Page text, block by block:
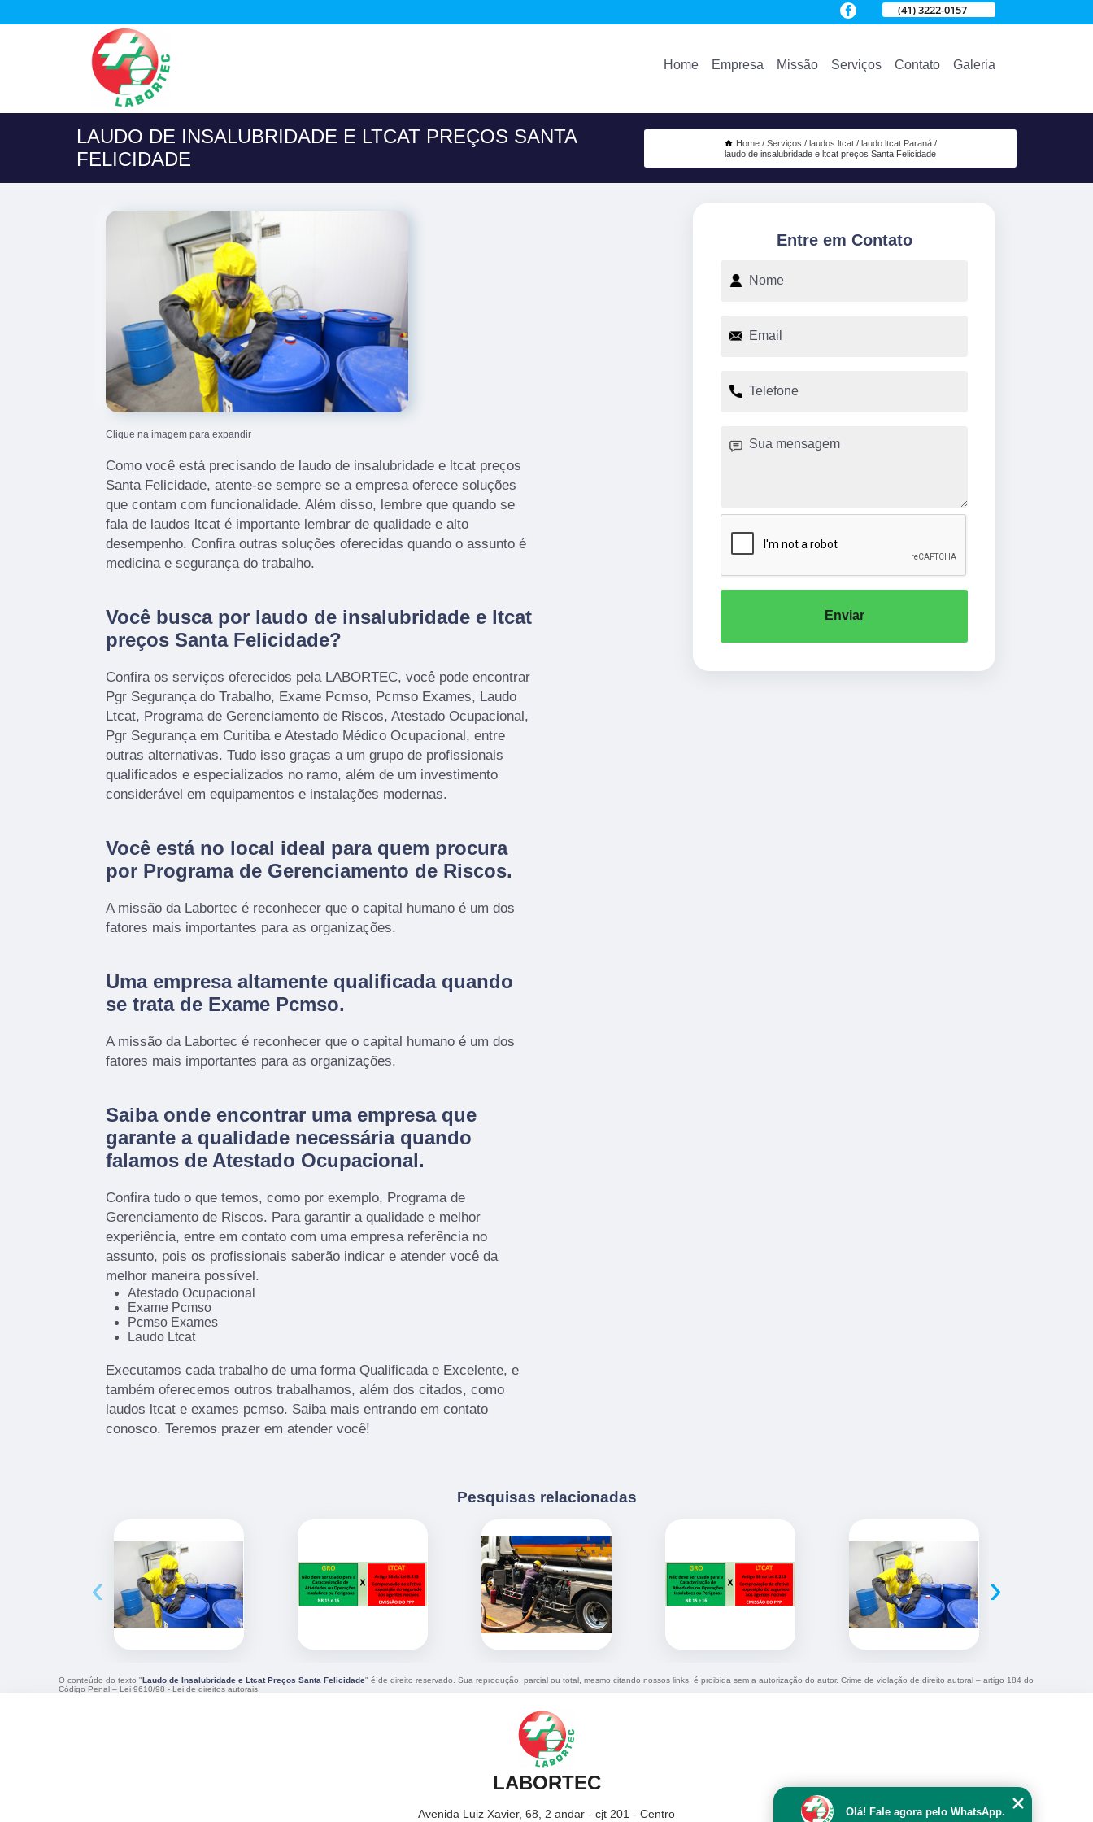
(41) 3222-0157
Home Empresa Missão Serviços Contato Galeria
LAUDO DE INSALUBRIDADE E LTCAT PREÇOS SANTA
FELICIDADE
Home Serviços laudos ltcat
laudo ltcat Paraná
laudo de insalubridade e ltcat preços Santa Felicidade
Clique na imagem para expandir
Como você está precisando de laudo de insalubridade e ltcat preços
Santa Felicidade, atente-se sempre se a empresa oferece soluções
que contam com funcionalidade. Além disso, lembre que quando se
fala de laudos ltcat é importante lembrar de qualidade e alto
desempenho. Confira outras soluções oferecidas quando o assunto é
medicina e segurança do trabalho.
Você busca por laudo de insalubridade e ltcat
preços Santa Felicidade?
Confira os serviços oferecidos pela LABORTEC, você pode encontrar
Pgr Segurança do Trabalho, Exame Pcmso, Pcmso Exames, Laudo
Ltcat, Programa de Gerenciamento de Riscos, Atestado Ocupacional,
Pgr Segurança em Curitiba e Atestado Médico Ocupacional, entre
outras alternativas. Tudo isso graças a um grupo de profissionais
qualificados e especializados no ramo, além de um investimento
considerável em equipamentos e instalações modernas.
Você está no local ideal para quem procura
por Programa de Gerenciamento de Riscos.
A missão da Labortec é reconhecer que o capital humano é um dos
fatores mais importantes para as organizações.
Uma empresa altamente qualificada quando
se trata de Exame Pcmso.
A missão da Labortec é reconhecer que o capital humano é um dos
fatores mais importantes para as organizações.
Saiba onde encontrar uma empresa que
garante a qualidade necessária quando
falamos de Atestado Ocupacional.
Confira tudo o que temos, como por exemplo, Programa de
Gerenciamento de Riscos. Para garantir a qualidade e melhor
experiência, entre em contato com uma empresa referência no
assunto, pois os profissionais saberão indicar e atender você da
melhor maneira possível.
Atestado Ocupacional
Exame Pcmso
Pcmso Exames
Laudo Ltcat
Executamos cada trabalho de uma forma Qualificada e Excelente, e
também oferecemos outros trabalhamos, além dos citados, como
laudos ltcat e exames pcmso. Saiba mais entrando em contato
conosco. Teremos prazer em atender você!
Entre em Contato
Enviar
Pesquisas relacionadas
‹ ›
O conteúdo do texto "Laudo de Insalubridade e Ltcat Preços Santa Felicidade" é de direito reservado. Sua reprodução, parcial ou total, mesmo citando nossos links, é proibida sem a autorização do autor. Crime de violação de direito autoral – artigo 184 do
Código Penal – Lei 9610/98 - Lei de direitos autorais
LABORTEC
Avenida Luiz Xavier, 68, 2 andar - cjt 201 - Centro Olá! Fale agora pelo WhatsApp.